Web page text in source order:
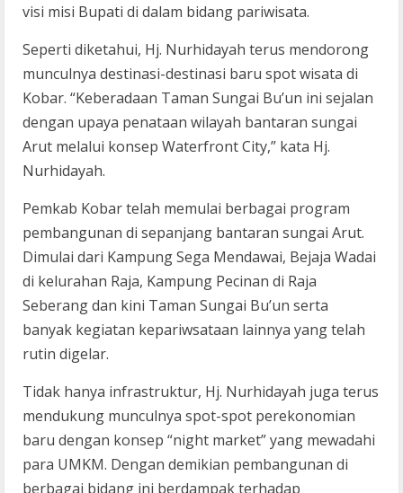
visi misi Bupati di dalam bidang pariwisata.
Seperti diketahui, Hj. Nurhidayah terus mendorong
munculnya destinasi-destinasi baru spot wisata di
Kobar. “Keberadaan Taman Sungai Bu’un ini sejalan
dengan upaya penataan wilayah bantaran sungai
Arut melalui konsep Waterfront City,” kata Hj.
Nurhidayah.
Pemkab Kobar telah memulai berbagai program
pembangunan di sepanjang bantaran sungai Arut.
Dimulai dari Kampung Sega Mendawai, Bejaja Wadai
di kelurahan Raja, Kampung Pecinan di Raja
Seberang dan kini Taman Sungai Bu’un serta
banyak kegiatan kepariwsataan lainnya yang telah
rutin digelar.
Tidak hanya infrastruktur, Hj. Nurhidayah juga terus
mendukung munculnya spot-spot perekonomian
baru dengan konsep “night market” yang mewadahi
para UMKM. Dengan demikian pembangunan di
berbagai bidang ini berdampak terhadap